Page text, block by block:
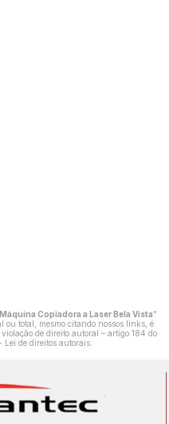
Copiadora a Laser Bela Vista"
ou total, mesmo citando nossos links, é
de direito autoral – artigo 184 do
de direitos autorais.